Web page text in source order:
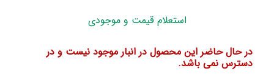
استعلام قیمت و موجودی
در حال حاضر این محصول در انبار موجود نیست و در
دسترس نمی باشد.